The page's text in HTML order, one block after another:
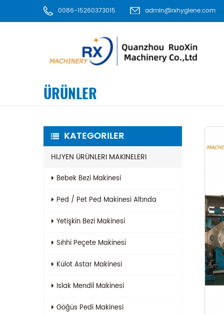
0086-15260373015 admin@rxhygiene.com
ÜRÜNLER
KATEGORILER
HIJYEN ÜRÜNLERI MAKINELERI
Bebek Bezi Makinesi
Ped / Pet Ped Makinesi Altında
Yetişkin Bezi Makinesi
Sıhhi Peçete Makinesi
Külot Astar Makinesi
Islak Mendil Makinesi
Göğüs Pedi Makinesi